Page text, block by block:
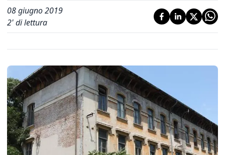
08 giugno 2019
2' di lettura